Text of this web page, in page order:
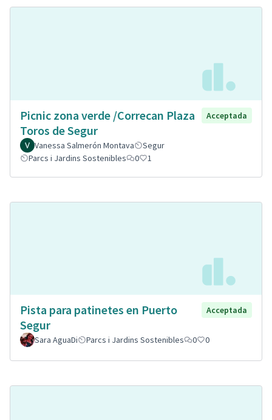
Picnic zona verde /Correcan Plaza
Toros de Segur
Acceptada
Vanessa Salmerón Montava
Segur
Parcs i Jardins Sostenibles
0 1
Pista para patinetes en Puerto
Segur
Acceptada
Sara AguaDi Parcs i Jardins Sostenibles 0 0